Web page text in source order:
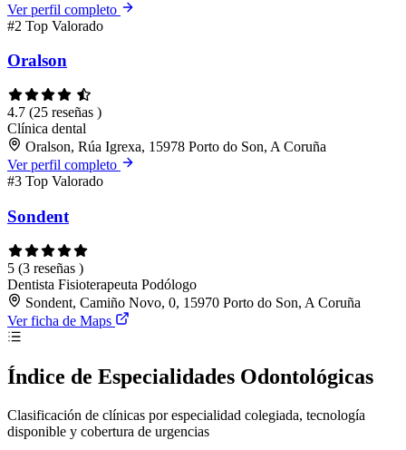
Ver perfil completo
#2 Top Valorado
Oralson
4.7 (25 reseñas )
Clínica dental
Oralson, Rúa Igrexa, 15978 Porto do Son, A Coruña
Ver perfil completo
#3 Top Valorado
Sondent
5 (3 reseñas )
Dentista Fisioterapeuta Podólogo
Sondent, Camiño Novo, 0, 15970 Porto do Son, A Coruña
Ver ficha de Maps
Índice de Especialidades Odontológicas
Clasificación de clínicas por especialidad colegiada, tecnología
disponible y cobertura de urgencias